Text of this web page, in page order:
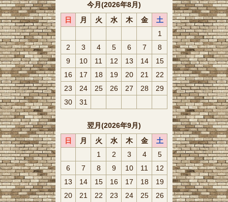
今月(2026年8月)
日
月 火 水 木 金
土
1
2
3 4 5 6 7
8
9
10 11 12 13 14
15
16
17 18 19 20 21
22
23
24 25 26 27 28
29
30
31
翌月(2026年9月)
日
月 火 水 木 金
土
1
2 3 4
5
6
7 8 9 10 11
12
13
14 15 16 17 18
19
20
21 22 23 24 25 26